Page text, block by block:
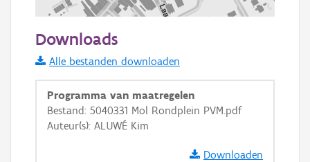
Informatie Vlaanderen
i
+ −
Downloads
Alle bestanden downloaden
Programma van maatregelen
Bestand: 5040331 Mol Rondplein PVM.pdf
Auteur(s): ALUWÉ Kim
Downloaden